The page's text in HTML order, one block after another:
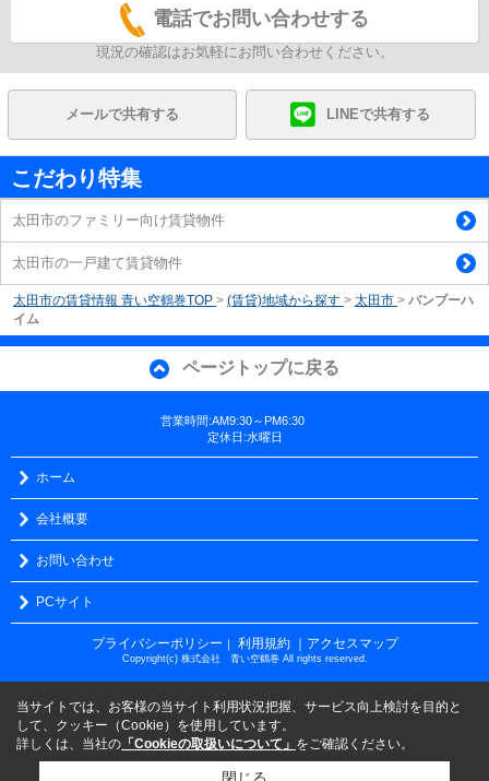
電話でお問い合わせする
現況の確認はお気軽にお問い合わせください。
メールで共有する LINEで共有する
こだわり特集
太田市のファミリー向け賃貸物件
太田市の一戸建て賃貸物件
太田市の賃貸情報 青い空鶴巻TOP > (賃貸)地域から探す > 太田市 > バンブーハ
イム
ページトップに戻る
営業時間:AM9:30～PM6:30
定休日:水曜日
ホーム
会社概要
お問い合わせ
PCサイト
プライバシーポリシー 利用規約 ｜アクセスマップ
Copyright(c) 株式会社 青い空鶴巻 All rights reserved.
当サイトでは、お客様の当サイト利用状況把握、サービス向上検討を目的と
して、クッキー（Cookie）を使用しています。
詳しくは、当社の 「Cookieの取扱いについて」 をご確認ください。